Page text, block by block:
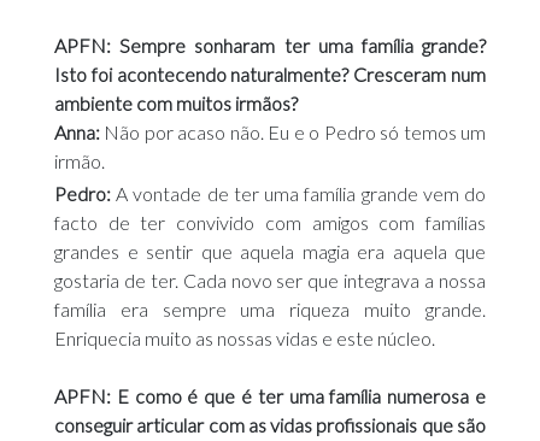
APFN: Sempre sonharam ter uma família grande?
Isto foi acontecendo naturalmente? Cresceram num
ambiente com muitos irmãos?
Anna: Não por acaso não. Eu e o Pedro só temos um
irmão.
Pedro: A vontade de ter uma família grande vem do
facto de ter convivido com amigos com famílias
grandes e sentir que aquela magia era aquela que
gostaria de ter. Cada novo ser que integrava a nossa
família era sempre uma riqueza muito grande.
Enriquecia muito as nossas vidas e este núcleo.
APFN: E como é que é ter uma família numerosa e
conseguir articular com as vidas profissionais que são